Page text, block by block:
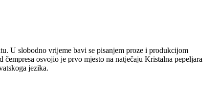
U slobodno vrijeme bavi se pisanjem proze i produkcijom
osvojio je prvo mjesto na natječaju Kristalna pepeljara
jezika.